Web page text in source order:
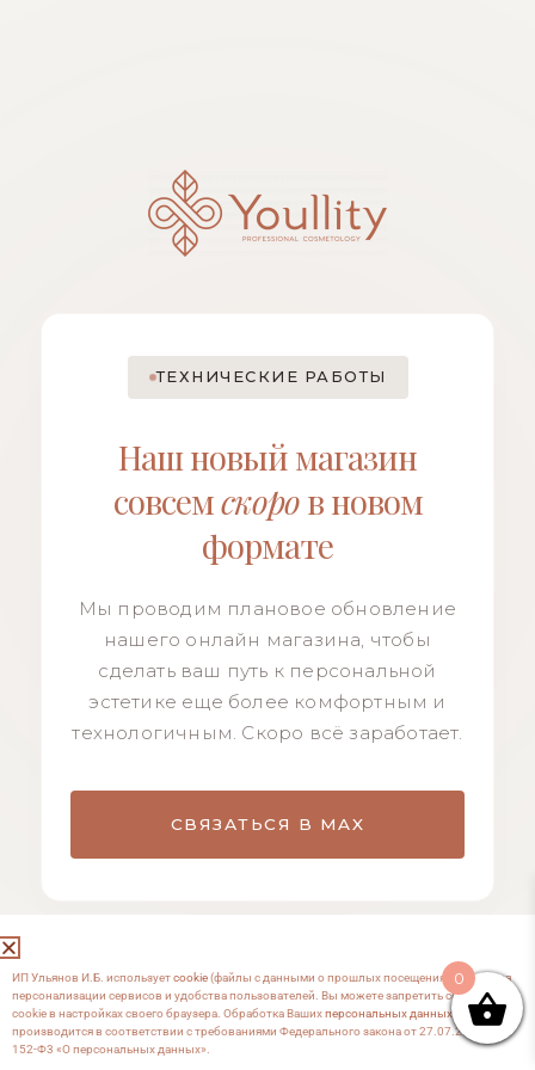
ТЕХНИЧЕСКИЕ РАБОТЫ
Наш новый магазин
совсемскоров новом
формате
Мы проводим плановое обновление
нашего онлайн магазина, чтобы
сделать ваш путь к персональной
эстетике еще более комфортным и
технологичным. Скоро всё заработает.
СВЯЗАТЬСЯ В MAX
0
ИП Ульянов И.Б. используетcookie(файлы с данными о прошлых посещениях сайта) для
персонализации сервисов и удобства пользователей. Вы можете запретить сохранение
cookie в настройках своего браузера. Обработка Вашихперсональных данных
производится в соответствии с требованиями Федерального закона от 27.07.2006 №
152-Ф3 «О персональных данных».